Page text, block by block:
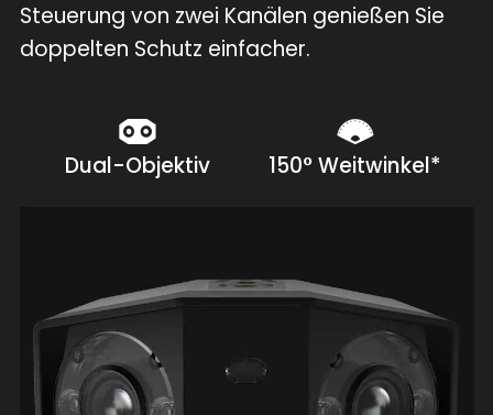
Steuerung von zwei Kanälen genießen Sie
doppelten Schutz einfacher.
Dual-Objektiv 150° Weitwinkel*